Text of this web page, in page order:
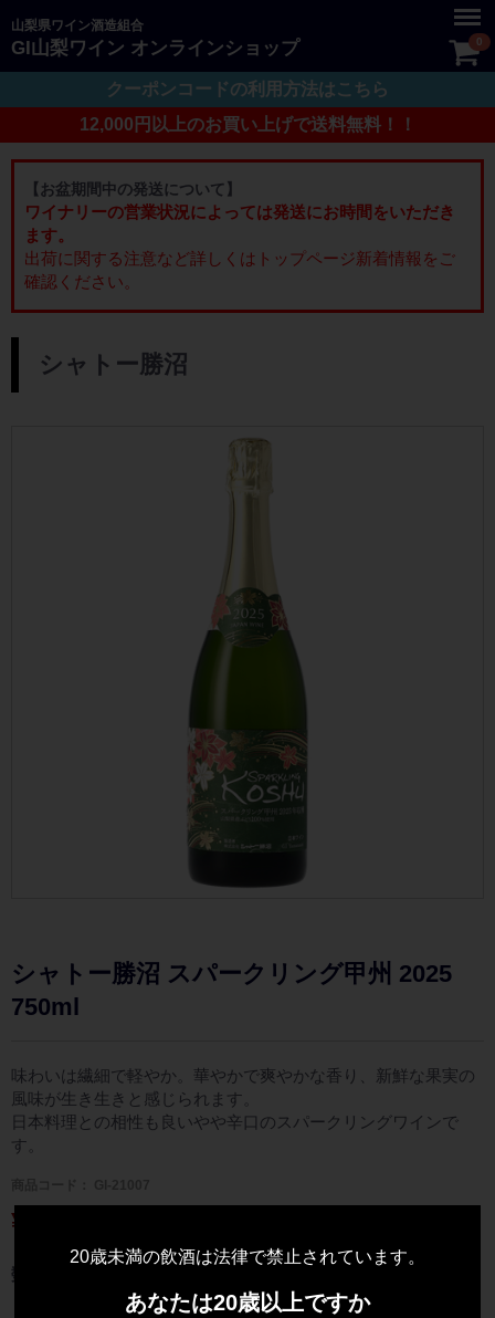
20歳未満の飲酒は法律で禁止されています。
あなたは20歳以上ですか
山梨県ワイン酒造組合
GI山梨ワイン オンラインショップ 0
クーポンコードの利用方法はこちら
12,000円以上のお買い上げで送料無料！！
Menu
【お盆期間中の発送について】
ワイナリーの営業状況によっては発送にお時間をいただき
ます。
出荷に関する注意など詳しくはトップページ新着情報をご
確認ください。
： シャトー勝沼
シャトー勝沼 スパークリング甲州 2025
750ml
味わいは繊細で軽やか。華やかで爽やかな香り、新鮮な果実の
風味が生き生きと感じられます。
日本料理との相性も良いやや辛口のスパークリングワインで
す。
¥ 1,815
数量